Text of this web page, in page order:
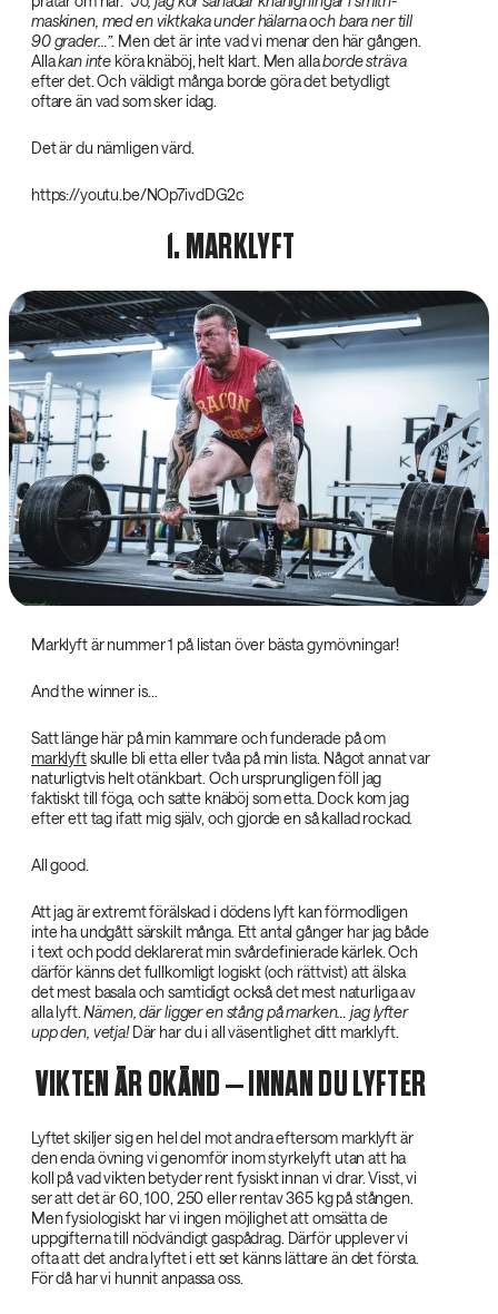
maskinen, med en viktkaka under hälarna och bara ner till
90 grader…”. Men det är inte vad vi menar den här gången.
Allakan inte köra knäböj, helt klart. Men allaborde sträva
efter det. Och väldigt många borde göra det betydligt
oftare än vad som sker idag.
Det är du nämligen värd.
https://youtu.be/NOp7ivdDG2c
1. MARKLYFT
Marklyft är nummer 1 på listan över bästa gymövningar!
And the winner is…
Satt länge här på min kammare och funderade på om
marklyftskulle bli etta eller tvåa på min lista. Något annat var
naturligtvis helt otänkbart. Och ursprungligen föll jag
faktiskt till föga, och satte knäböj som etta. Dock kom jag
efter ett tag ifatt mig själv, och gjorde en så kallad rockad.
All good.
Att jag är extremt förälskad i dödens lyft kan förmodligen
inte ha undgått särskilt många. Ett antal gånger har jag både
i text och podd deklarerat min svårdefinierade kärlek. Och
därför känns det fullkomligt logiskt (och rättvist) att älska
det mest basala och samtidigt också det mest naturliga av
alla lyft.Nämen, där ligger en stång på marken… jag lyfter
upp den, vetja!‌Där har du i all väsentlighet ditt marklyft.
VIKTEN ÄR OKÄND – INNAN DU LYFTER
Lyftet skiljer sig en hel del mot andra eftersom marklyft är
den enda övning vi genomför inom styrkelyft utan att ha
koll på vad vikten betyder rent fysiskt innan vi drar. Visst, vi
ser att det är 60, 100, 250 eller rentav 365 kg på stången.
Men fysiologiskt har vi ingen möjlighet att omsätta de
uppgifterna till nödvändigt gaspådrag. Därför upplever vi
ofta att det andra lyftet i ett set känns lättare än det första.
För då har vi hunnit anpassa oss.